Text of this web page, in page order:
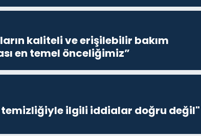
kaliteli ve erişilebilir bakım
en temel önceliğimiz”
temizliğiyle ilgili iddialar doğru değil"